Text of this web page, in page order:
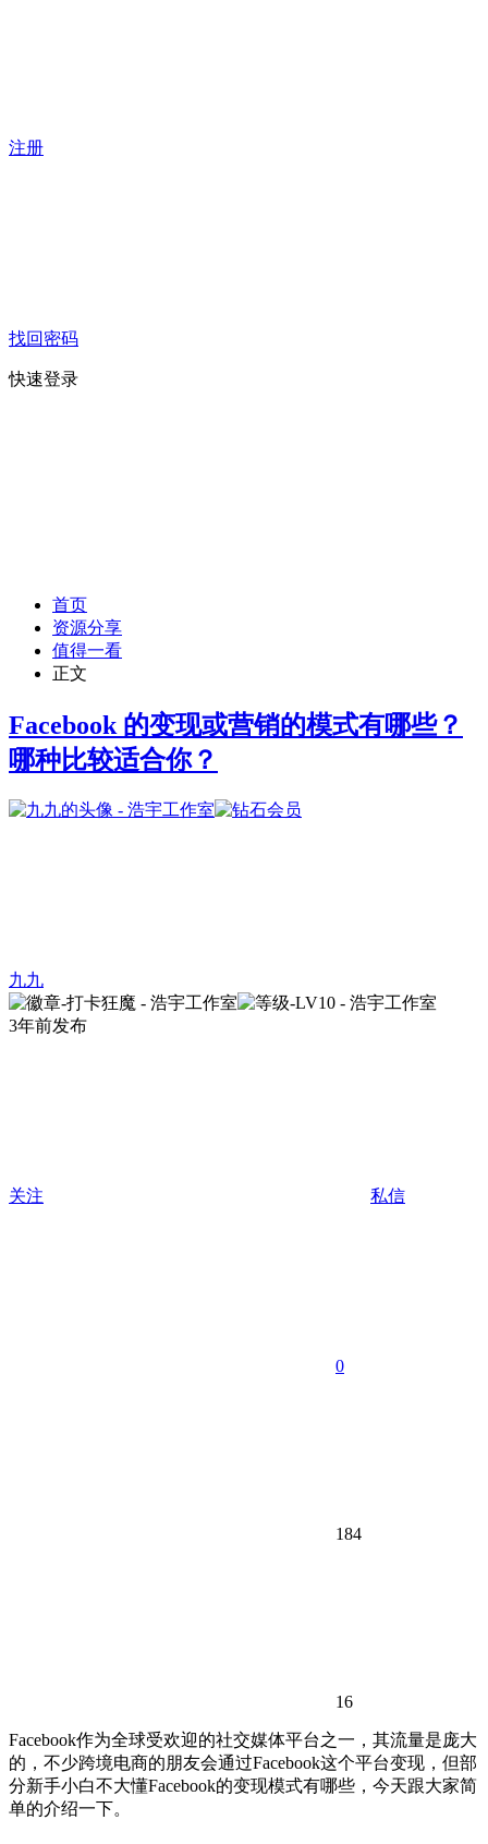
注册
找回密码
快速登录
首页
资源分享
值得一看
正文
Facebook 的变现或营销的模式有哪些？
哪种比较适合你？
九九
3年前发布
关注 私信
0
184
16
Facebook作为全球受欢迎的社交媒体平台之一，其流量是庞大
的，不少跨境电商的朋友会通过Facebook这个平台变现，但部
分新手小白不大懂Facebook的变现模式有哪些，今天跟大家简
单的介绍一下。